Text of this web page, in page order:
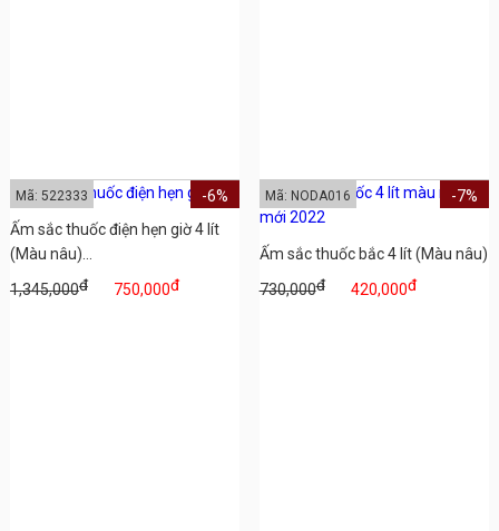
Ấm sắc thuốc điện hẹn giờ 4 lít
(Màu nâu)...
1,345,000đ 750,000đ
-6%
Mã: 522333
Ấm sắc thuốc bắc 4 lít (Màu nâu)
730,000đ 420,000đ
-7%
Mã: NODA016